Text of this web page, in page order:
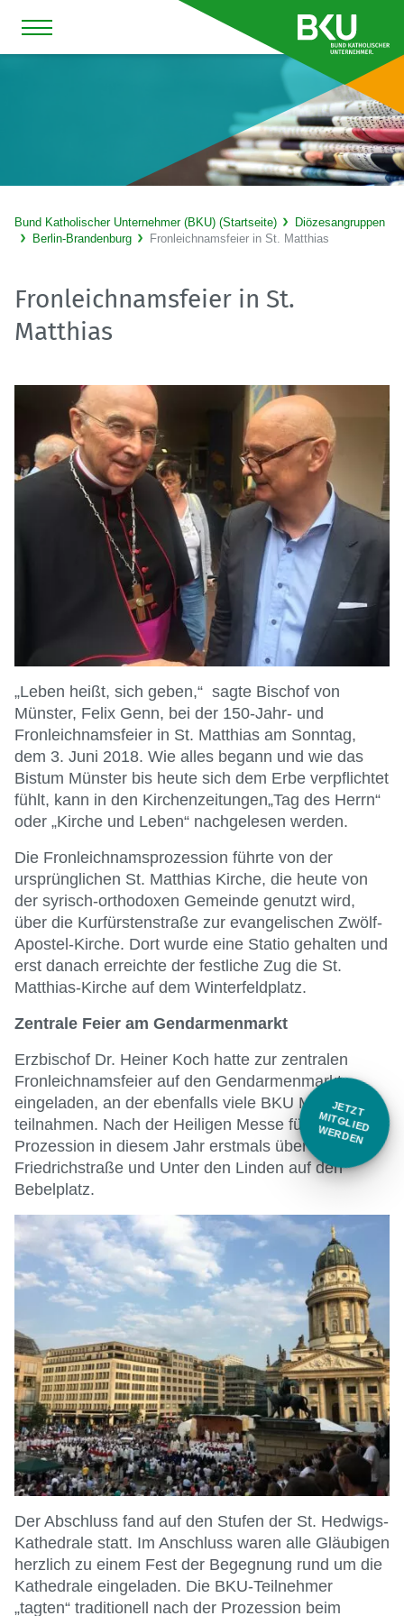
JETZT
M
ITG
LIED
W
ER
D
EN
Bund Katholischer Unternehmer (BKU) (Startseite)
Diözesangruppen
Berlin-Brandenburg
Fronleichnamsfeier in St. Matthias
Fronleichnamsfeier in St.
Matthias
„Leben heißt, sich geben,“ sagte Bischof von
Münster, Felix Genn, bei der 150-Jahr- und
Fronleichnamsfeier in St. Matthias am Sonntag,
dem 3. Juni 2018. Wie alles begann und wie das
Bistum Münster bis heute sich dem Erbe verpflichtet
fühlt, kann in den Kirchenzeitungen„Tag des Herrn“
oder „Kirche und Leben“ nachgelesen werden.
Die Fronleichnamsprozession führte von der
ursprünglichen St. Matthias Kirche, die heute von
der syrisch-orthodoxen Gemeinde genutzt wird,
über die Kurfürstenstraße zur evangelischen Zwölf-
Apostel-Kirche. Dort wurde eine Statio gehalten und
erst danach erreichte der festliche Zug die St.
Matthias-Kirche auf dem Winterfeldplatz.
Zentrale Feier am Gendarmenmarkt
Erzbischof Dr. Heiner Koch hatte zur zentralen
Fronleichnamsfeier auf den Gendarmenmarkt
eingeladen, an der ebenfalls viele BKU Mitgleider
teilnahmen. Nach der Heiligen Messe führte die
Prozession in diesem Jahr erstmals über die
Friedrichstraße und Unter den Linden auf den
Bebelplatz.
Der Abschluss fand auf den Stufen der St. Hedwigs-
Kathedrale statt. Im Anschluss waren alle Gläubigen
herzlich zu einem Fest der Begegnung rund um die
Kathedrale eingeladen. Die BKU-Teilnehmer
„tagten“ traditionell nach der Prozession beim